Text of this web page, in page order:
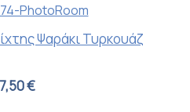
Ψαράκι Τυρκουάζ
€